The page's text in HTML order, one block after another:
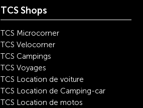
TCS Shops
TCS Microcorner
TCS Velocorner
TCS Campings
TCS Voyages
TCS Location de voiture
TCS Location de Camping-car
TCS Location de motos